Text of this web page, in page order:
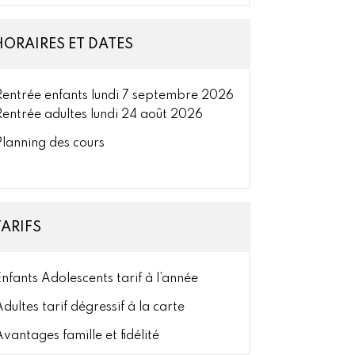
ET DATES
enfants lundi 7 septembre 2026
adultes lundi 24 août 2026
des cours
TARIFS
Adolescents tarif à l’année
tarif dégressif à la carte
famille et fidélité